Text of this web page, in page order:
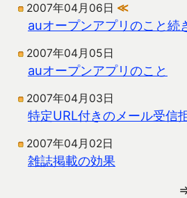
2007年04月06日 ≪
auオープンアプリのこと続
2007年04月05日
auオープンアプリのこと
2007年04月03日
特定URL付きのメール受信
2007年04月02日
雑誌掲載の効果